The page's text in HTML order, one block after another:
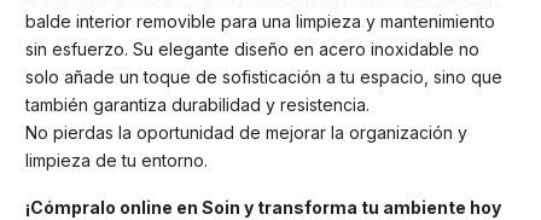
balde interior removible para una limpieza y mantenimiento
sin esfuerzo. Su elegante diseño en acero inoxidable no
solo añade un toque de sofisticación a tu espacio, sino que
también garantiza durabilidad y resistencia.
No pierdas la oportunidad de mejorar la organización y
limpieza de tu entorno.
¡Cómpralo online en Soin y transforma tu ambiente hoy